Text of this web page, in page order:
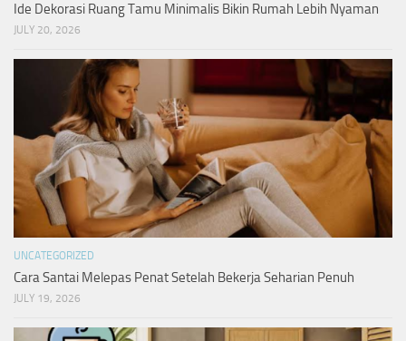
Ide Dekorasi Ruang Tamu Minimalis Bikin Rumah Lebih Nyaman
JULY 20, 2026
UNCATEGORIZED
Cara Santai Melepas Penat Setelah Bekerja Seharian Penuh
JULY 19, 2026